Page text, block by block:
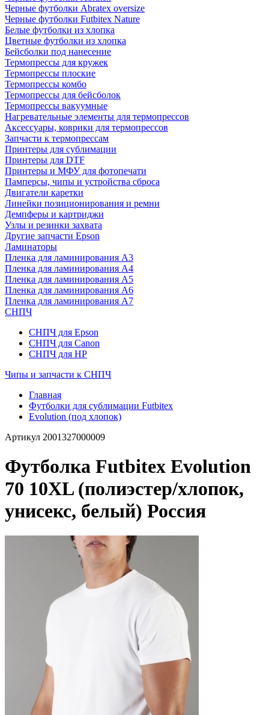
Черные футболки Abratex oversize
Черные футболки Futbitex Nature
Белые футболки из хлопка
Цветные футболки из хлопка
Бейсболки под нанесение
Термопрессы для кружек
Термопрессы плоские
Термопрессы комбо
Термопрессы для бейсболок
Термопрессы вакуумные
Нагревательные элементы для термопрессов
Аксессуары, коврики для термопрессов
Запчасти к термопрессам
Принтеры для сублимации
Принтеры для DTF
Принтеры и МФУ для фотопечати
Памперсы, чипы и устройства сброса
Двигатели каретки
Линейки позиционирования и ремни
Демпферы и картриджи
Узлы и резинки захвата
Другие запчасти Epson
Ламинаторы
Пленка для ламинирования А3
Пленка для ламинирования А4
Пленка для ламинирования А5
Пленка для ламинирования А6
Пленка для ламинирования А7
СНПЧ
СНПЧ для Epson
СНПЧ для Canon
СНПЧ для HP
Чипы и запчасти к СНПЧ
Главная
Футболки для сублимации Futbitex
Evolution (под хлопок)
Артикул 2001327000009
Футболка Futbitex Evolution
70 10XL (полиэстер/хлопок,
унисекс, белый) Россия